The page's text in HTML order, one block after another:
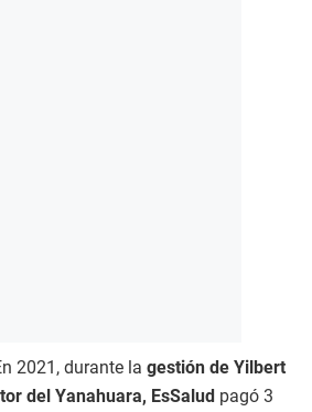
2021, durante la gestión de Yilbert
del Yanahuara, EsSalud pagó 3